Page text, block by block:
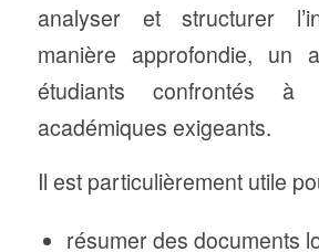
analyser et structurer
manière approfondie, un
étudiants confrontés à
académiques exigeants.
Il est particulièrement utile
résumer des documents